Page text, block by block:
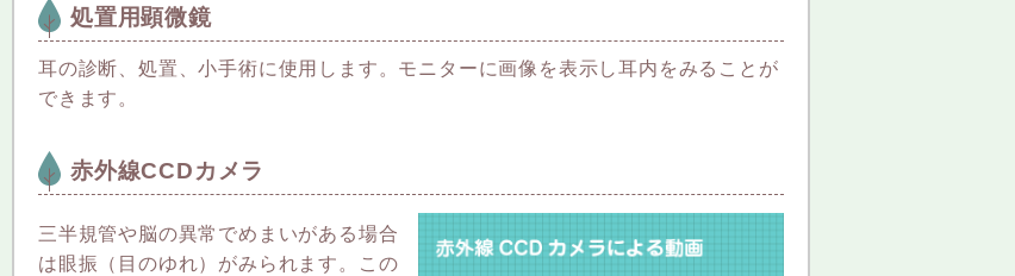
処置用顕微鏡
耳の診断、処置、小手術に使用します。モニターに画像を表示し耳内をみることが
できます。
赤外線CCDカメラ
三半規管や脳の異常でめまいがある場合
は眼振（目のゆれ）がみられます。この